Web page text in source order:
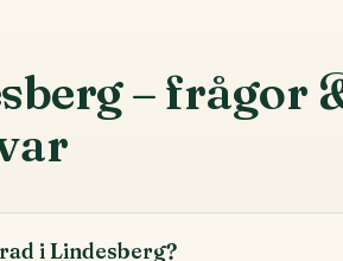
– frågor
i Lindesberg?